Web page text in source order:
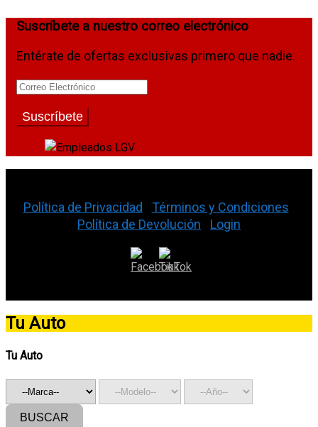
Suscríbete a nuestro correo electrónico
Entérate de ofertas exclusivas primero que nadie.
Política de Privacidad
Términos y Condiciones
Política de Devolución
Login
Tu Auto
Tu Auto
BUSCAR